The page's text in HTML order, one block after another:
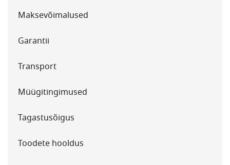
Maksevõimalused
Garantii
Transport
Müügitingimused
Tagastusõigus
Toodete hooldus